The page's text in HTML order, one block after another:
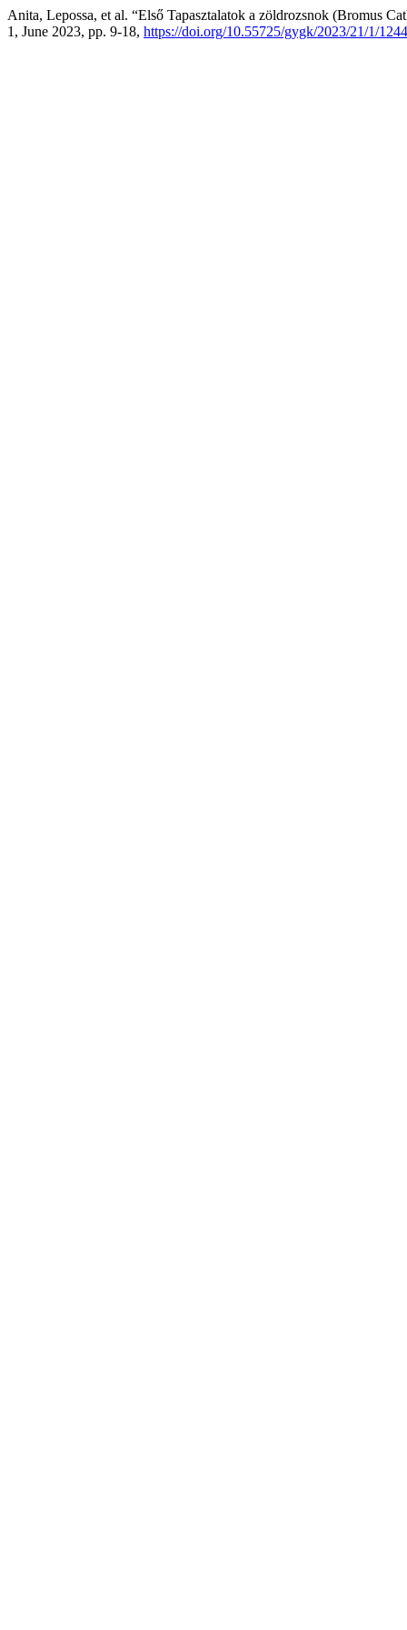
Anita, Lepossa, et al. “Első Tapasztalatok a zöldrozsnok (Bromus
1, June 2023, pp. 9-18, https://doi.org/10.55725/gygk/2023/21/1/